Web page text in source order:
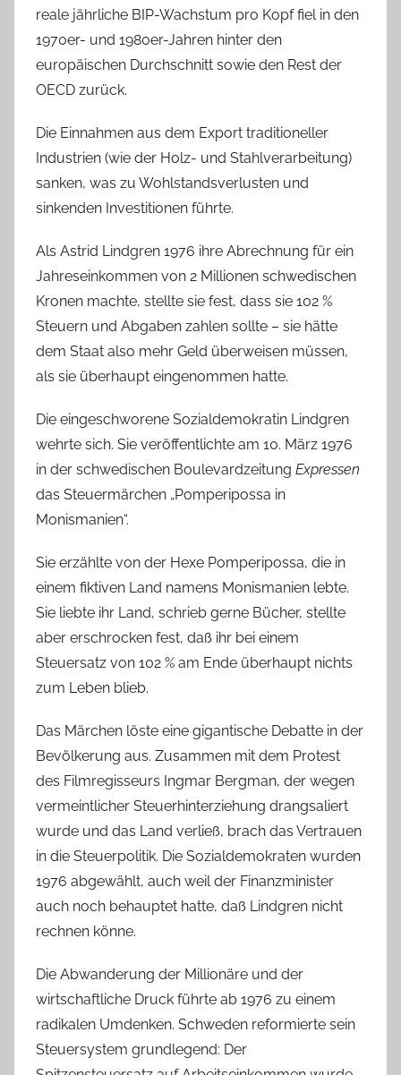
reale jährliche BIP-Wachstum pro Kopf fiel in den
1970er- und 1980er-Jahren hinter den
europäischen Durchschnitt sowie den Rest der
OECD zurück.
Die Einnahmen aus dem Export traditioneller
Industrien (wie der Holz- und Stahlverarbeitung)
sanken, was zu Wohlstandsverlusten und
sinkenden Investitionen führte.
Als Astrid Lindgren 1976 ihre Abrechnung für ein
Jahreseinkommen von 2 Millionen schwedischen
Kronen machte, stellte sie fest, dass sie 102 %
Steuern und Abgaben zahlen sollte – sie hätte
dem Staat also mehr Geld überweisen müssen,
als sie überhaupt eingenommen hatte.
Die eingeschworene Sozialdemokratin Lindgren
wehrte sich. Sie veröffentlichte am 10. März 1976
in der schwedischen Boulevardzeitung Expressen
das Steuermärchen „Pomperipossa in
Monismanien“.
Sie erzählte von der Hexe Pomperipossa, die in
einem fiktiven Land namens Monismanien lebte.
Sie liebte ihr Land, schrieb gerne Bücher, stellte
aber erschrocken fest, daß ihr bei einem
Steuersatz von 102 % am Ende überhaupt nichts
zum Leben blieb.
Das Märchen löste eine gigantische Debatte in der
Bevölkerung aus. Zusammen mit dem Protest
des Filmregisseurs Ingmar Bergman, der wegen
vermeintlicher Steuerhinterziehung drangsaliert
wurde und das Land verließ, brach das Vertrauen
in die Steuerpolitik. Die Sozialdemokraten wurden
1976 abgewählt, auch weil der Finanzminister
auch noch behauptet hatte, daß Lindgren nicht
rechnen könne.
Die Abwanderung der Millionäre und der
wirtschaftliche Druck führte ab 1976 zu einem
radikalen Umdenken. Schweden reformierte sein
Steuersystem grundlegend: Der